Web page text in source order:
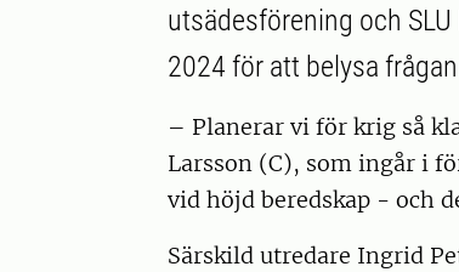
utsädesförening och
2024 för att belysa
– Planerar vi för krig så
Larsson (C), som ingår i
vid höjd beredskap - och
Särskild utredare Ingrid